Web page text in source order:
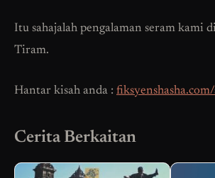
Itu sahajalah pengalaman seram kami
Tiram.
Hantar kisah anda :
Cerita Berkaitan